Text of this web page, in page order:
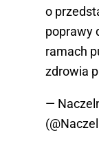
o
poprawy
ramach
zdrowia
—